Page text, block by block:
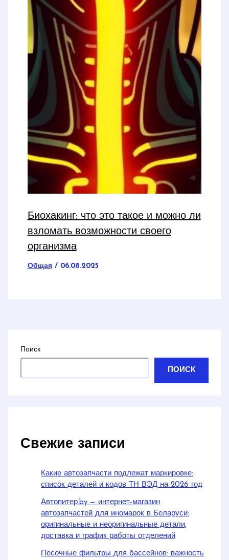
Биохакинг: что это такое и можно ли
взломать возможности своего
организма
Общая/ 06.08.2025
Поиск
ПОИСК
Свежие записи
Какие автозапчасти подлежат маркировке:
список деталей и кодов ТН ВЭД на 2026 год
Автопитер.by — интернет-магазин
автозапчастей для иномарок в Беларуси:
оригинальные и неоригинальные детали,
доставка и график работы отделений
Песочные фильтры для бассейнов: важность